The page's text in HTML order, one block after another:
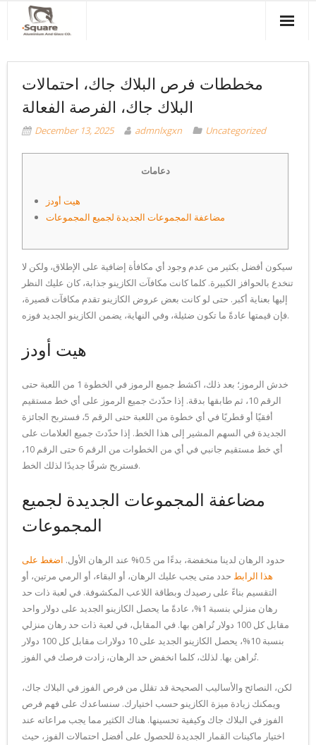
About Us
Products & Services
Contact Us
مخططات فرص البلاك جاك، احتمالات
البلاك جاك، الفرصة الفعالة
December 13, 2025 admnlxgxn Uncategorized
دعامات
هيت أودز
مضاعفة المجموعات الجديدة لجميع المجموعات
سيكون أفضل بكثير من عدم وجود أي مكافأة إضافية على الإطلاق، ولكن لا
تنخدع بالحوافز الكبيرة. كلما كانت مكافآت الكازينو جذابة، كان عليك النظر
إليها بعناية أكبر. حتى لو كانت بعض عروض الكازينو تقدم مكافآت قصيرة،
فإن قيمتها عادةً ما تكون ضئيلة، وفي النهاية، يضمن الكازينو الجديد فوزه.
هيت أودز
خدش الرموز؛ بعد ذلك، اكشط جميع الرموز في الخطوة 1 من اللعبة حتى
الرقم 10، ثم طابقها بدقة.
إذا حدّدتَ جميع الرموز على أي خط مستقيم
أفقيًا أو قطريًا في أي خطوة من اللعبة حتى الرقم 5، فستربح الجائزة
الجديدة في السهم المشير إلى هذا الخط. إذا حدّدتَ جميع العلامات على
أي خط مستقيم جانبي في أي من الخطوات من الرقم 6 حتى الرقم 10،
فستربح شرفًا جديدًا لذلك الخط.
مضاعفة المجموعات الجديدة لجميع
المجموعات
حدود الرهان لدينا منخفضة، بدءًا من 0.5% عند الرهان الأول.
اضغط على
هذا الرابط حدد متى يجب عليك الرهان، أو البقاء، أو الرمي مرتين، أو
التقسيم بناءً على رصيدك وبطاقة اللاعب المكشوفة. في لعبة ذات حد
رهان منزلي بنسبة 1%، عادةً ما يحصل الكازينو الجديد على دولار واحد
مقابل كل 100 دولار تُراهن بها. في المقابل، في لعبة ذات حد رهان منزلي
بنسبة 10%، يحصل الكازينو الجديد على 10 دولارات مقابل كل 100 دولار
تُراهن بها. لذلك، كلما انخفض حد الرهان، زادت فرصك في الفوز.
لكن، النصائح والأساليب الصحيحة قد تقلل من فرص الفوز في البلاك جاك،
ويمكنك زيادة ميزة الكازينو حسب اختيارك. سنساعدك على فهم فرص
الفوز في البلاك جاك وكيفية تحسينها. هناك الكثير مما يجب مراعاته عند
اختيار ماكينات القمار الجديدة للحصول على أفضل احتمالات الفوز، حيث